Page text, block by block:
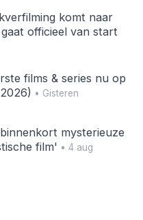
komt naar
officieel van start
films & series nu op
• Gisteren
mysterieuze
film' • 4 aug